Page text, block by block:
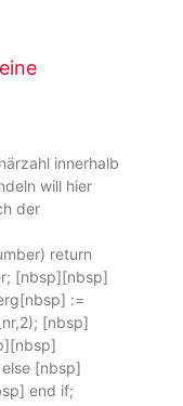
innerhalb
will hier
der
return
[nbsp][nbsp]
:=
[nbsp]
[nbsp]
end if;